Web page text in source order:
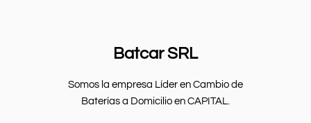
Batcar SRL
Somos la empresa Líder en Cambio de
Baterías a Domicilio en CAPITAL.